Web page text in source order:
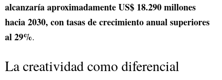
alcanzaría aproximadamente US$ 18.290 millones
hacia 2030, con tasas de crecimiento anual superiores
al 29%.
La creatividad como diferencial